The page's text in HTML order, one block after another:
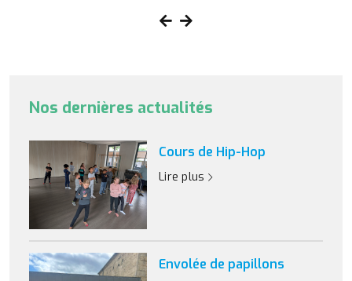
Nos dernières actualités
Cours de Hip-Hop
Lire plus
Envolée de papillons